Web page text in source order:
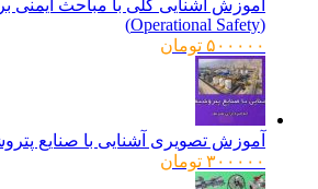
آموزش آشنایی کلی با مباحث ایمنی برای
۵۰۰۰۰۰ تومان
آموزش تصویری آشنایی با صنایع
۳۰۰۰۰۰ تومان